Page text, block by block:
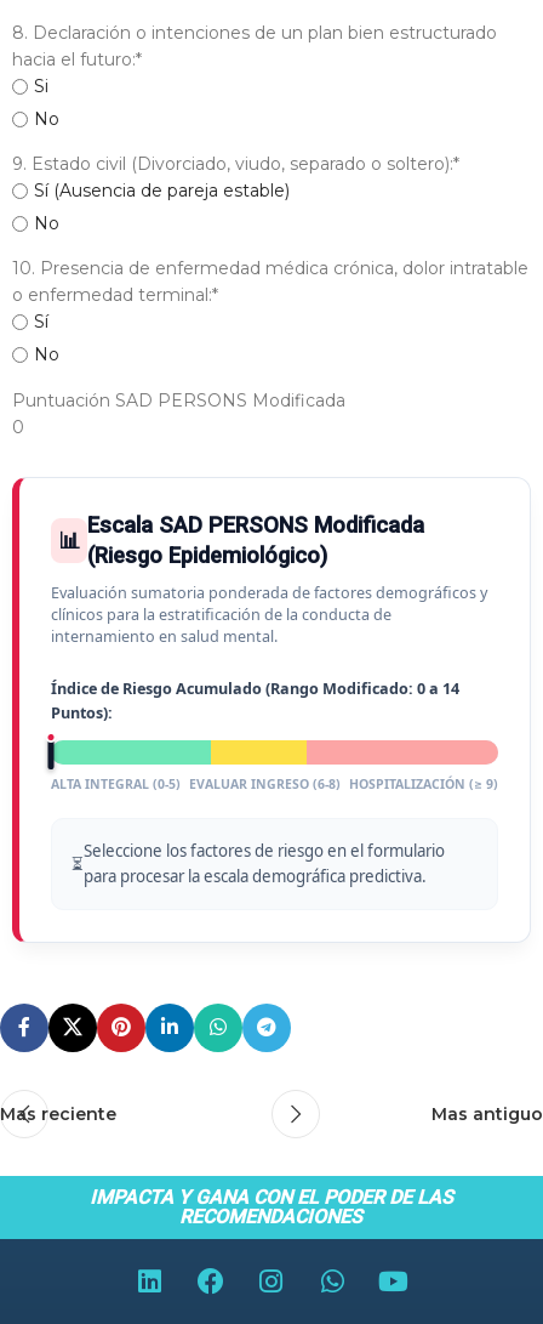
8. Declaración o intenciones de un plan bien estructurado
hacia el futuro:*
Si
No
9. Estado civil (Divorciado, viudo, separado o soltero):*
Sí (Ausencia de pareja estable)
No
10. Presencia de enfermedad médica crónica, dolor intratable
o enfermedad terminal:*
Sí
No
Puntuación SAD PERSONS Modificada
0
📊
Escala SAD PERSONS Modificada
(Riesgo Epidemiológico)
Evaluación sumatoria ponderada de factores demográficos y
clínicos para la estratificación de la conducta de
internamiento en salud mental.
Índice de Riesgo Acumulado (Rango Modificado: 0 a 14
Puntos):
ALTA INTEGRAL (0-5) EVALUAR INGRESO (6-8) HOSPITALIZACIÓN (≥ 9)
⏳
Seleccione los factores de riesgo en el formulario
para procesar la escala demográfica predictiva.
Mas reciente Mas antiguo
IMPACTA Y GANA CON EL PODER DE LAS
RECOMENDACIONES